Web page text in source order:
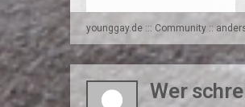
younggay.de ::: Community ::
Wer